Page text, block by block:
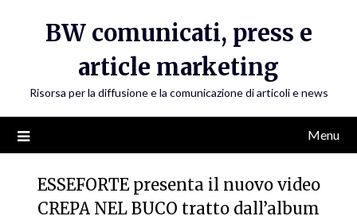
BW comunicati, press e
article marketing
Risorsa per la diffusione e la comunicazione di articoli e news
Menu
ESSEFORTE presenta il nuovo video
CREPA NEL BUCO tratto dall’album